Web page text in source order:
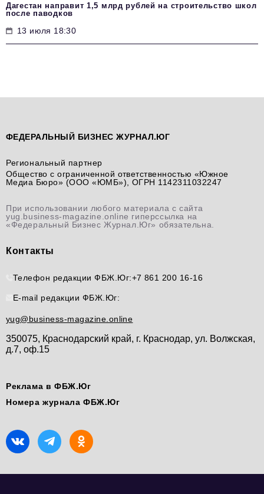
Дагестан направит 1,5 млрд рублей на строительство школ
после паводков
13 июля 18:30
ФЕДЕРАЛЬНЫЙ БИЗНЕС ЖУРНАЛ.ЮГ
Региональный партнер
Общество с ограниченной ответственностью «Южное
Медиа Бюро» (ООО «ЮМБ»), ОГРН 1142311032247
При использовании любого материала с сайта
yug.business-magazine.online гиперссылка на
«Федеральный Бизнес Журнал.Юг» обязательна.
Контакты
Телефон редакции ФБЖ.Юг:+7 861 200 16-16
E-mail редакции ФБЖ.Юг:
yug@business-magazine.online
350075, Краснодарский край, г. Краснодар, ул. Волжская,
д.7, оф.15
Реклама в ФБЖ.Юг
Номера журнала ФБЖ.Юг